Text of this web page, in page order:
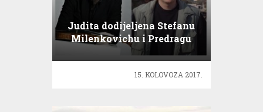
Judita dodijeljena Stefanu
Milenkovichu i Predragu
Luciću
15. KOLOVOZA 2017.